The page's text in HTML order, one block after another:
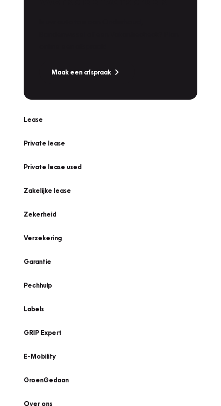
Maak een afspraak
Lease
Private lease
Private lease used
Zakelijke lease
Zekerheid
Verzekering
Garantie
Pechhulp
Labels
GRIP Expert
E-Mobility
GroenGedaan
Over ons